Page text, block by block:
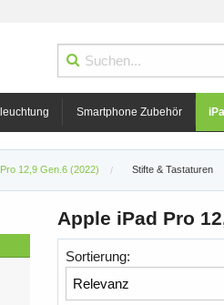
Smartphone Zubehör
12,9 Gen.6 (2022) Stifte & Tastaturen
Apple iPad Pro
Sortierung: